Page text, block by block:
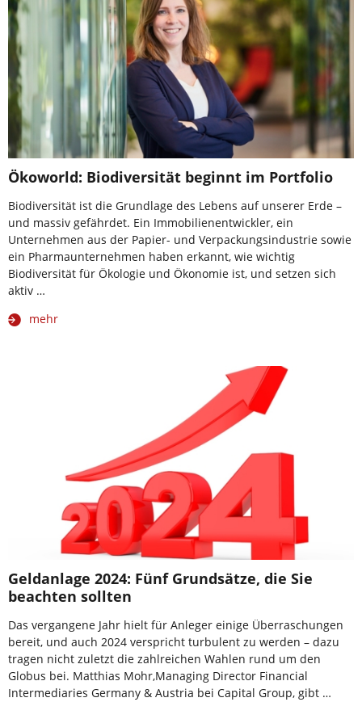
Ökoworld: Biodiversität beginnt im Portfolio
Biodiversität ist die Grundlage des Lebens auf unserer Erde –
und massiv gefährdet. Ein Immobilienentwickler, ein
Unternehmen aus der Papier- und Verpackungsindustrie sowie
ein Pharmaunternehmen haben erkannt, wie wichtig
Biodiversität für Ökologie und Ökonomie ist, und setzen sich
aktiv …
mehr
Geldanlage 2024: Fünf Grundsätze, die Sie
beachten sollten
Das vergangene Jahr hielt für Anleger einige Überraschungen
bereit, und auch 2024 verspricht turbulent zu werden – dazu
tragen nicht zuletzt die zahlreichen Wahlen rund um den
Globus bei. Matthias Mohr,Managing Director Financial
Intermediaries Germany & Austria bei Capital Group, gibt …